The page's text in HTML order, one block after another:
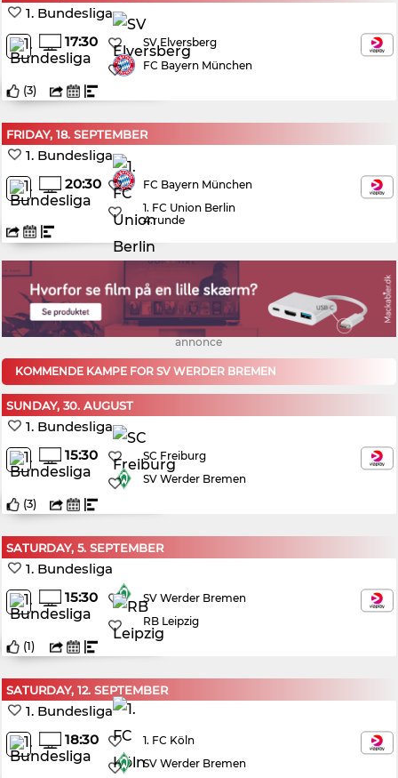
1. Bundesliga
17:30
SV Elversberg
FC Bayern München
(3)
FRIDAY, 18. SEPTEMBER
1. Bundesliga
20:30
FC Bayern München
1. FC Union Berlin
4.runde
annonce
KOMMENDE KAMPE FOR SV WERDER BREMEN
SUNDAY, 30. AUGUST
1. Bundesliga
15:30
SC Freiburg
SV Werder Bremen
(3)
SATURDAY, 5. SEPTEMBER
1. Bundesliga
15:30
SV Werder Bremen
RB Leipzig
(1)
SATURDAY, 12. SEPTEMBER
1. Bundesliga
18:30
1. FC Köln
SV Werder Bremen